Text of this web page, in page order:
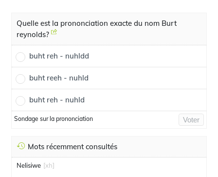
Quelle est la prononciation exacte du nom Burt
reynolds?
buht reh - nuhldd
buht reeh - nuhld
buht reh - nuhld
Sondage sur la prononciation Voter
Mots récemment consultés
Nelisiwe [xh]